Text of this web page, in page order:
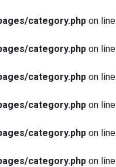
category.php on line
category.php on line
category.php on line
category.php on line
category.php on line
category.php on line